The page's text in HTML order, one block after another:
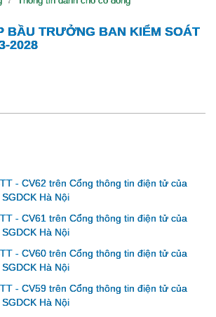
BẦU TRƯỞNG BAN KIỂM SOÁT
2028
- CV62 trên Cổng thông tin điện tử của
Hà Nội
- CV61 trên Cổng thông tin điện tử của
Hà Nội
- CV60 trên Cổng thông tin điện tử của
Hà Nội
- CV59 trên Cổng thông tin điện tử của
Hà Nội